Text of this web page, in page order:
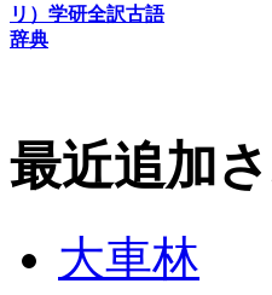
リ） 学研全訳古語
辞典
最近追加
大車林